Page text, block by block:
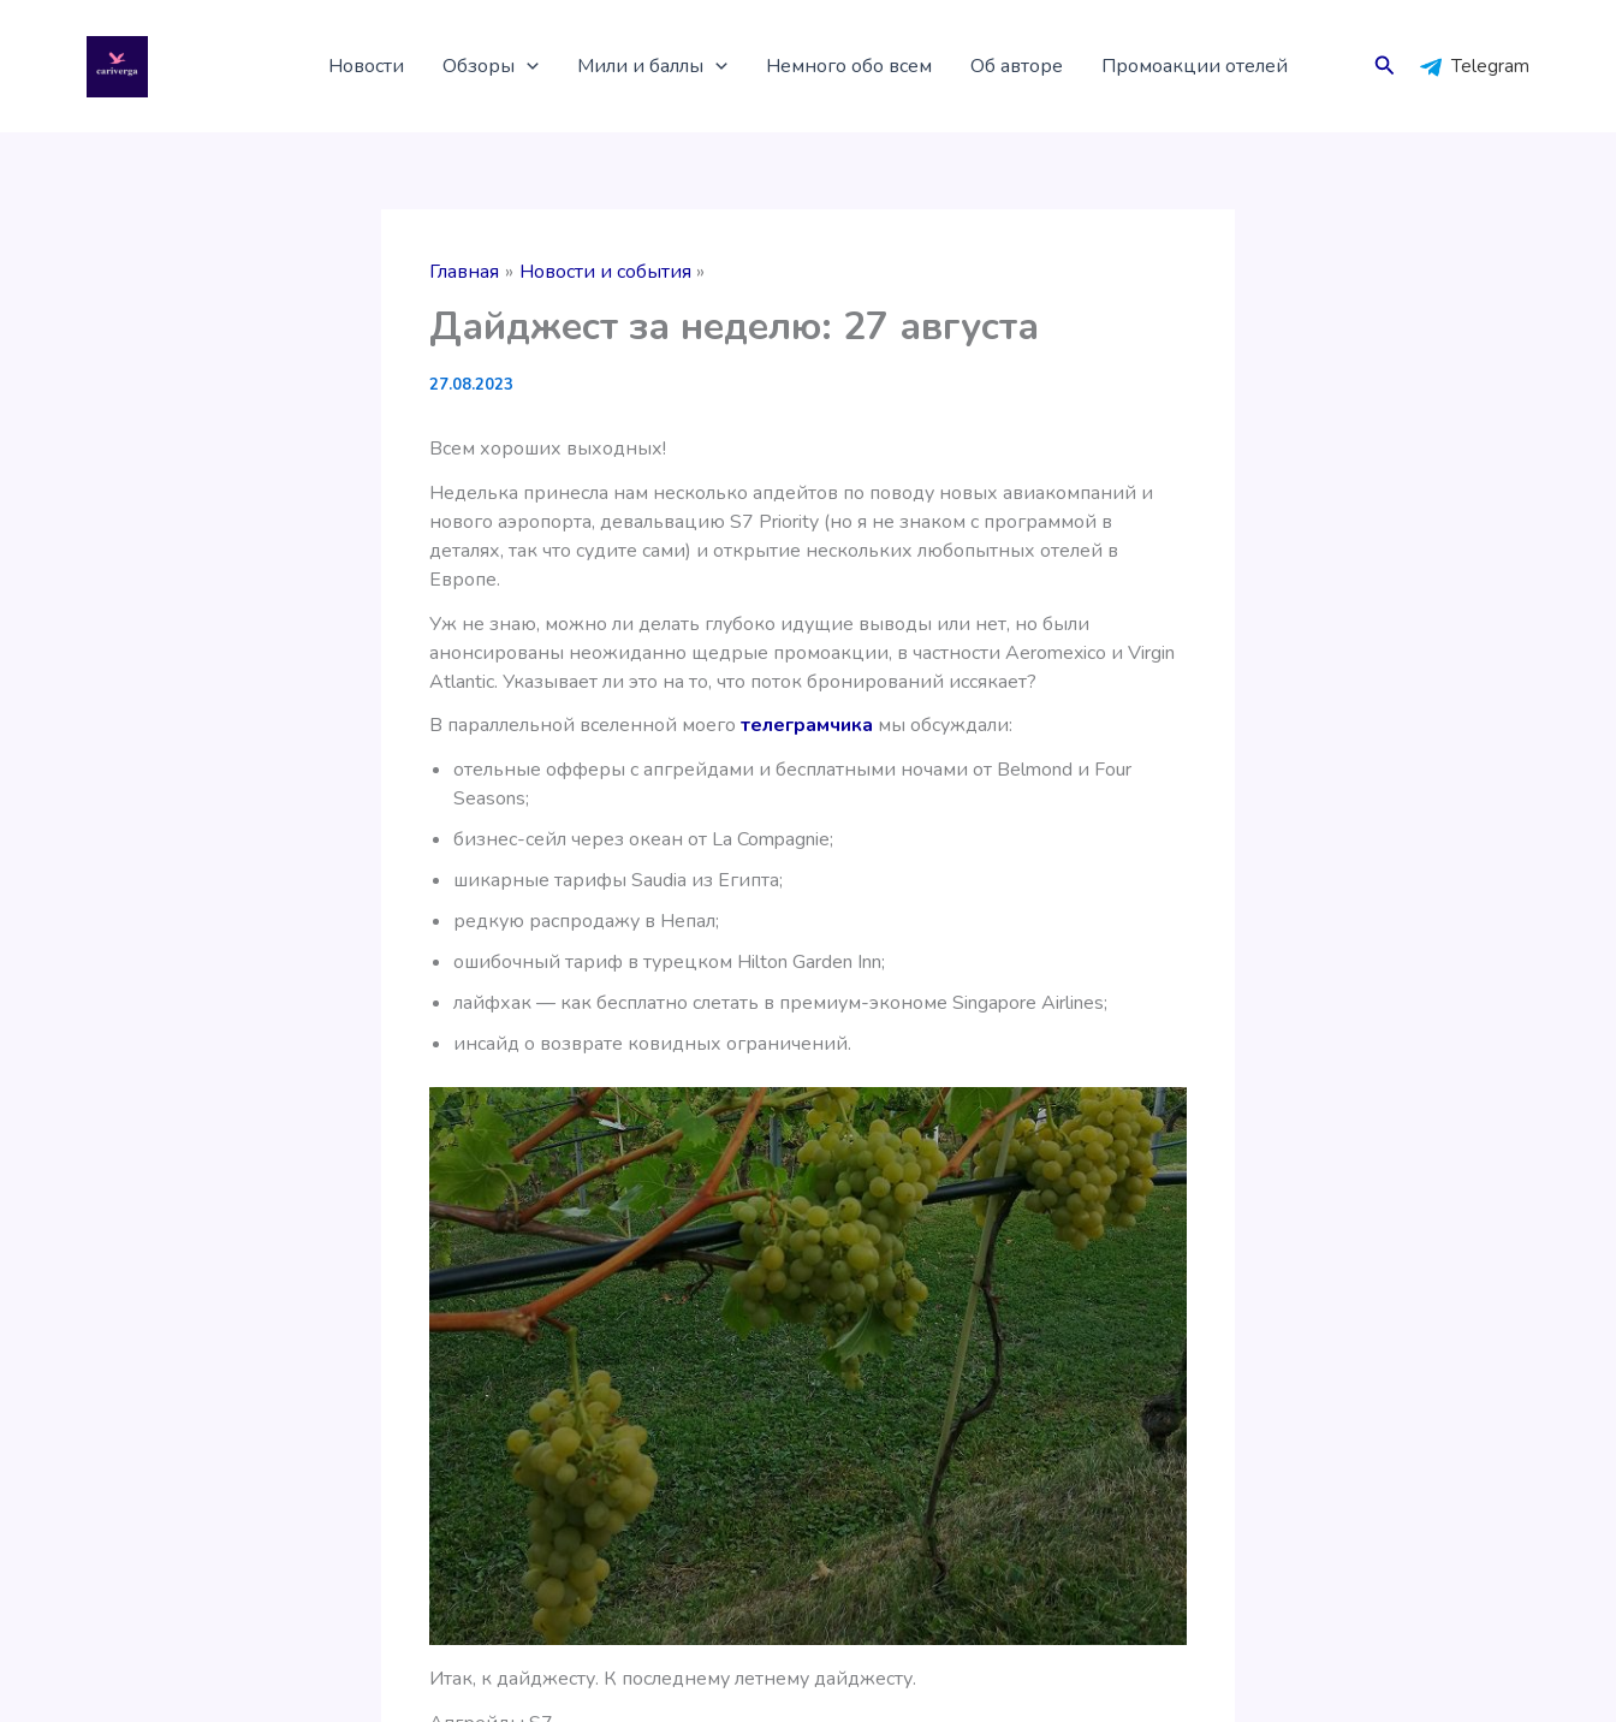
содержимому
Новости Обзоры Мили и баллы Немного обо всем Об авторе Промоакции отелей Поиск Telegram
Главная Новости и события
Дайджест за неделю: 27 августа
27.08.2023
Всем хороших выходных!
Неделька принесла нам несколько апдейтов по поводу новых авиакомпаний и
нового аэропорта, девальвацию S7 Priority (но я не знаком с программой в
деталях, так что судите сами) и открытие нескольких любопытных отелей в
Европе.
Уж не знаю, можно ли делать глубоко идущие выводы или нет, но были
анонсированы неожиданно щедрые промоакции, в частности Aeromexico и Virgin
Atlantic. Указывает ли это на то, что поток бронирований иссякает?
В параллельной вселенной моего телеграмчика мы обсуждали:
отельные офферы с апгрейдами и бесплатными ночами от Belmond и Four
Seasons;
бизнес-сейл через океан от La Compagnie;
шикарные тарифы Saudia из Египта;
редкую распродажу в Непал;
ошибочный тариф в турецком Hilton Garden Inn;
лайфхак — как бесплатно слетать в премиум-экономе Singapore Airlines;
инсайд о возврате ковидных ограничений.
Итак, к дайджесту. К последнему летнему дайджесту.